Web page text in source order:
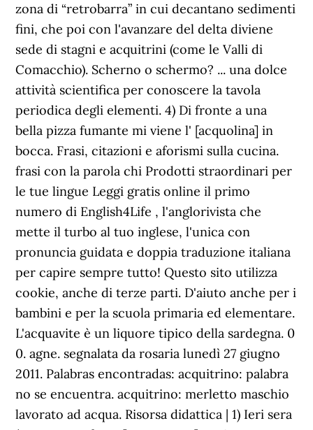
zona di “retrobarra” in cui decantano sedimenti
fini, che poi con l'avanzare del delta diviene
sede di stagni e acquitrini (come le Valli di
Comacchio). Scherno o schermo? ... una dolce
attività scientifica per conoscere la tavola
periodica degli elementi. 4) Di fronte a una
bella pizza fumante mi viene l' [acquolina] in
bocca. Frasi, citazioni e aforismi sulla cucina.
frasi con la parola chi Prodotti straordinari per
le tue lingue Leggi gratis online il primo
numero di English4Life , l'anglorivista che
mette il turbo al tuo inglese, l'unica con
pronuncia guidata e doppia traduzione italiana
per capire sempre tutto! Questo sito utilizza
cookie, anche di terze parti. D'aiuto anche per i
bambini e per la scuola primaria ed elementare.
L'acquavite è un liquore tipico della sardegna. 0
0. agne. segnalata da rosaria lunedì 27 giugno
2011. Palabras encontradas: acquitrino: palabra
no se encuentra. acquitrino: merletto maschio
lavorato ad acqua. Risorsa didattica | 1) Ieri sera